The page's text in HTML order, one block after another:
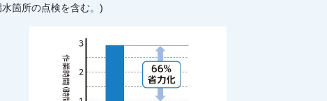
箇所の点検を含む。)